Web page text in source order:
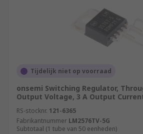
Tijdelijk niet op voorraad
onsemi Switching Regulator,
Output Voltage, 3 A Output
RS-stocknr. 121-6365
Fabrikantnummer LM2576TV-5G
Subtotaal (1 tube van 50 eenheden)